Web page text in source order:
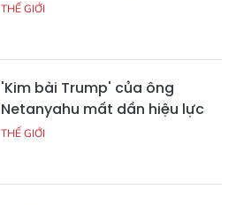
THẾ GIỚI
'Kim bài Trump' của ông
Netanyahu mất dần hiệu lực
THẾ GIỚI